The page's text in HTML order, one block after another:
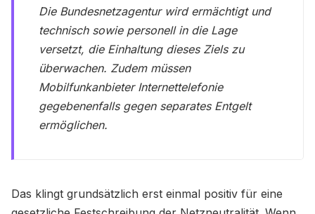
Die Bundesnetzagentur wird ermächtigt und
technisch sowie personell in die Lage
versetzt, die Einhaltung dieses Ziels zu
überwachen. Zudem müssen
Mobilfunkanbieter Internettelefonie
gegebenenfalls gegen separates Entgelt
ermöglichen.
Das klingt grundsätzlich erst einmal positiv für eine